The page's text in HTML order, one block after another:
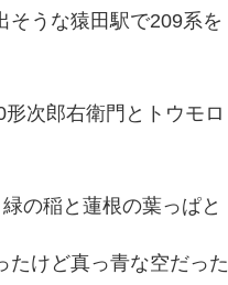
そうな猿田駅で209系を
次郎右衛門とトウモロ
の稲と蓮根の葉っぱと
たけど真っ青な空だった